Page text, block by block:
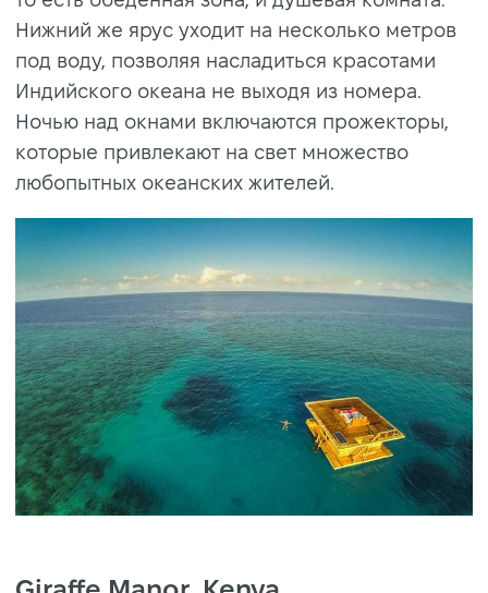
Нижний же ярус уходит на несколько метров
под воду, позволяя насладиться красотами
Индийского океана не выходя из номера.
Ночью над окнами включаются прожекторы,
которые привлекают на свет множество
любопытных океанских жителей.